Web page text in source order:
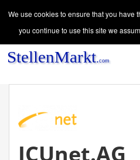
ICUnet.AG
We use cookies to ensure that you have
you continue to use this site we